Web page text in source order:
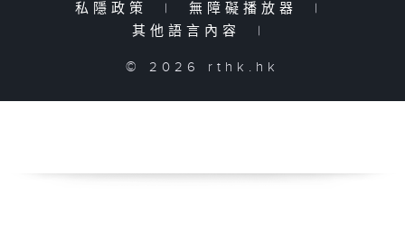
私隱政策
| 無障礙播放器
|
其他語言內容
|
© 2026 rthk.hk